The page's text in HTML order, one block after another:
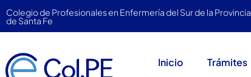
Colegio de Profesionales en Enfermería del Sur de la Provincia
de Santa Fe
Inicio Trámites